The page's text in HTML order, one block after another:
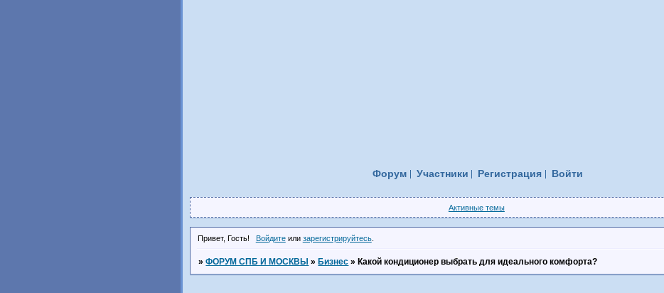
Форум Участники Регистрация Войти
Активные темы
Привет, Гость! Войдитеили зарегистрируйтесь.
»ФОРУМ СПБ И МОСКВЫ » Бизнес » Какой кондиционер выбрать для идеального комфорта?